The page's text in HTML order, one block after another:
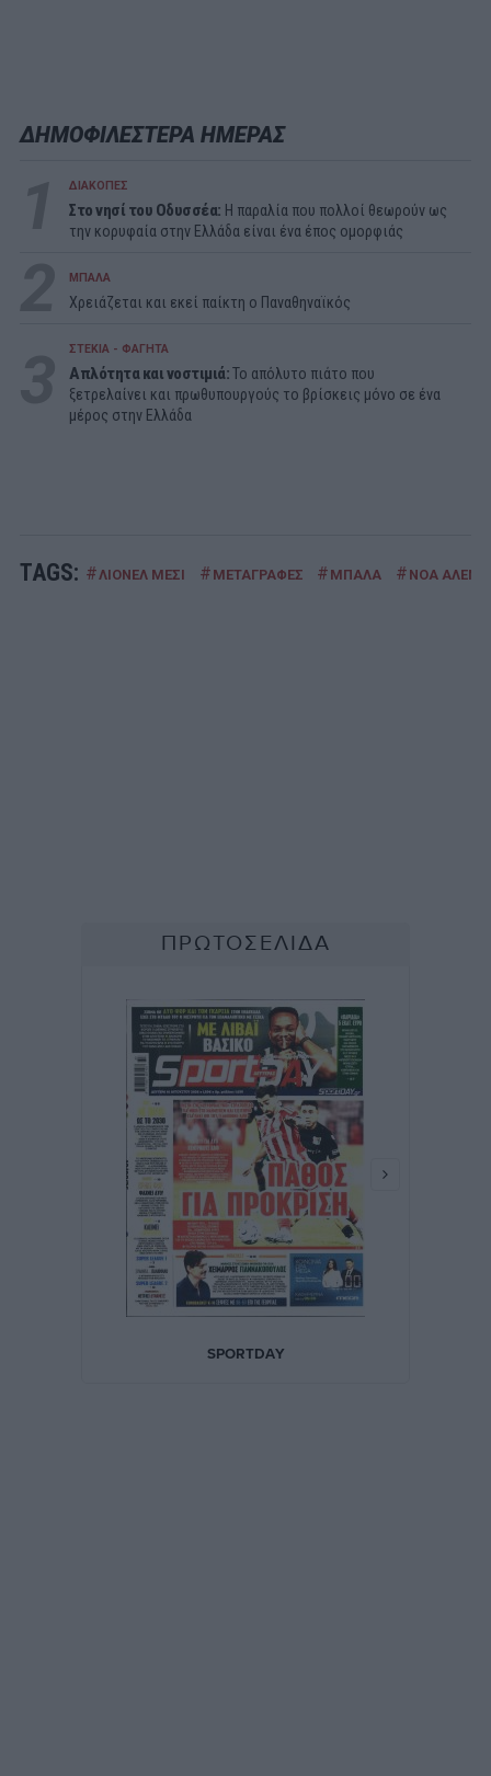
ΔΗΜΟΦΙΛΕΣΤΕΡΑ ΗΜΕΡΑΣ
ΔΙΑΚΟΠΕΣ
Στο νησί του Οδυσσέα: Η παραλία που πολλοί θεωρούν ως
την κορυφαία στην Ελλάδα είναι ένα έπος ομορφιάς
ΜΠΑΛΑ
Χρειάζεται και εκεί παίκτη ο Παναθηναϊκός
ΣΤΕΚΙΑ - ΦΑΓΗΤΑ
Απλότητα και νοστιμιά:Το απόλυτο πιάτο που
ξετρελαίνει και πρωθυπουργούς το βρίσκεις μόνο σε ένα
μέρος στην Ελλάδα
TAGS: #ΛΙΟΝΕΛ ΜΕΣΙ # ΜΕΤΑΓΡΑΦΕΣ # ΜΠΑΛΑ # ΝΟΑ ΑΛΕΝ